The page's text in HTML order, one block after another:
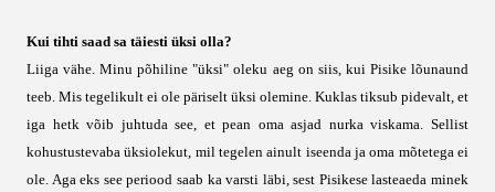
Kui tihti saad sa täiesti üksi olla?
Liiga vähe. Minu põhiline "üksi" oleku aeg on siis, kui Pisike lõunaund
teeb. Mis tegelikult ei ole päriselt üksi olemine. Kuklas tiksub pidevalt, et
iga hetk võib juhtuda see, et pean oma asjad nurka viskama. Sellist
kohustustevaba üksiolekut, mil tegelen ainult iseenda ja oma mõtetega ei
ole. Aga eks see periood saab ka varsti läbi, sest Pisikese lasteaeda minek